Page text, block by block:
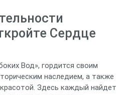
Сердце
Вод», гордится своим
наследием, а также
Здесь каждый найдет